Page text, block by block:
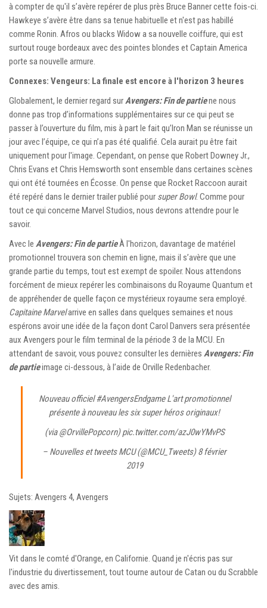
à compter de qu'il s’avère repérer de plus près Bruce Banner cette fois-ci.
Hawkeye s’avère être dans sa tenue habituelle et n'est pas habillé
comme Ronin. Afros ou blacks Widow a sa nouvelle coiffure, qui est
surtout rouge bordeaux avec des pointes blondes et Captain America
porte sa nouvelle armure.
Connexes: Vengeurs: La finale est encore à l'horizon 3 heures
Globalement, le dernier regard surAvengers: Fin de partiene nous
donne pas trop d’informations supplémentaires sur ce qui peut se
passer à l’ouverture du film, mis à part le fait qu’Iron Man se réunisse un
jour avec l’équipe, ce qui n’a pas été qualifié. Cela aurait pu être fait
uniquement pour l'image. Cependant, on pense que Robert Downey Jr.,
Chris Evans et Chris Hemsworth sont ensemble dans certaines scènes
qui ont été tournées en Écosse. On pense que Rocket Raccoon aurait
été repéré dans le dernier trailer publié pour super Bowl. Comme pour
tout ce qui concerne Marvel Studios, nous devrons attendre pour le
savoir.
Avec le Avengers: Fin de partieÀ l'horizon, davantage de matériel
promotionnel trouvera son chemin en ligne, mais il s’avère que une
grande partie du temps, tout est exempt de spoiler. Nous attendons
forcément de mieux repérer les combinaisons du Royaume Quantum et
de appréhender de quelle façon ce mystérieux royaume sera employé.
Capitaine Marvelarrive en salles dans quelques semaines et nous
espérons avoir une idée de la façon dont Carol Danvers sera présentée
aux Avengers pour le film terminal de la période 3 de la MCU. En
attendant de savoir, vous pouvez consulter les dernières Avengers: Fin
de partieimage ci-dessous, à l’aide de Orville Redenbacher.
Nouveau officiel#AvengersEndgameL'art promotionnel
présente à nouveau les six super héros originaux!
(via@OrvillePopcorn)pic.twitter.com/azJ0wYMvPS
– Nouvelles et tweets MCU (@MCU_Tweets)8 février
2019
Sujets: Avengers 4, Avengers
Vit dans le comté d'Orange, en Californie. Quand je n'écris pas sur
l'industrie du divertissement, tout tourne autour de Catan ou du Scrabble
avec des amis.